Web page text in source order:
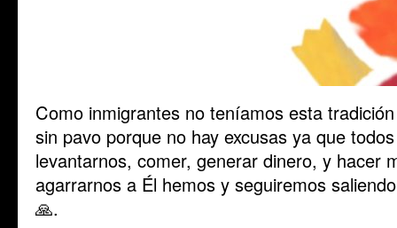
Como inmigrantes no teníamos esta
sin pavo porque no hay excusas ya que
levantarnos, comer, generar dinero, y hacer
agarrarnos a Él hemos y seguiremos
🙏.